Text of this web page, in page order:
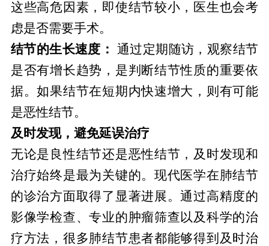
这些高危因素，即使结节较小，医生也会考
虑是否需要手术。
结节的生长速度：
通过定期随访，观察结节
是否有增长趋势，是判断结节性质的重要依
据。如果结节在短期内快速增大，则有可能
是恶性结节。
及时发现，避免延误治疗
无论是良性结节还是恶性结节，及时发现和
治疗始终是最为关键的。现代医学在肺结节
的诊治方面取得了显著进展。通过高精度的
影像学检查、专业的肿瘤筛查以及科学的治
疗方法，很多肺结节患者都能够得到及时治